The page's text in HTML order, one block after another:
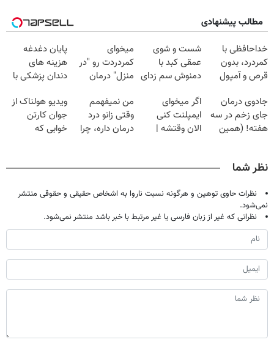
مطالب پیشنهادی
خداحافظی با
کمردرد، بدون
قرص و آمپول
شست و شوی
عمقی کبد با
دمنوش سم زدای
میخوای
کمردردت رو "در
منزل" درمان
◂پرسش‌نامه)
پایان دغدغه
هزینه های
دندان پزشکی با
خانگی
جادوی درمان
جای زخم در سه
هفته! (همین
اگر میخوای
ایمپلنت کنی
الان وقتشه |
من نمیفهمم
وقتی زانو درد
درمان داره، چرا
ویدیو هولناک از
جوان کارتن
خوابی که
نظر شما
نظرات حاوی توهین و هرگونه نسبت ناروا به اشخاص حقیقی و حقوقی منتشر
نمی‌شود.
نظراتی که غیر از زبان فارسی یا غیر مرتبط با خبر باشد منتشر نمی‌شود.